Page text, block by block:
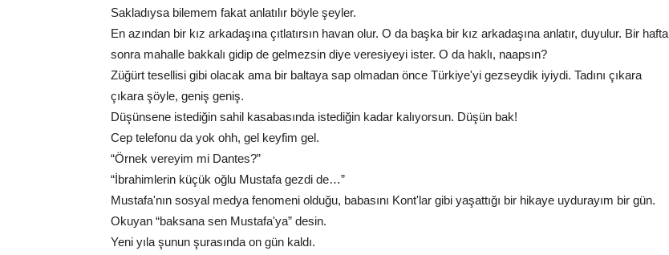
Sakladıysa bilemem fakat anlatılır böyle şeyler.
En azından bir kız arkadaşına çıtlatırsın havan olur. O da başka bir kız arkadaşına anlatır, duyulur. Bir hafta
sonra mahalle bakkalı gidip de gelmezsin diye veresiyeyi ister. O da haklı, naapsın?
Züğürt tesellisi gibi olacak ama bir baltaya sap olmadan önce Türkiye'yi gezseydik iyiydi. Tadını çıkara
çıkara şöyle, geniş geniş.
Düşünsene istediğin sahil kasabasında istediğin kadar kalıyorsun. Düşün bak!
Cep telefonu da yok ohh, gel keyfim gel.
“Örnek vereyim mi Dantes?”
“İbrahimlerin küçük oğlu Mustafa gezdi de…”
Mustafa'nın sosyal medya fenomeni olduğu, babasını Kont'lar gibi yaşattığı bir hikaye uydurayım bir gün.
Okuyan “baksana sen Mustafa'ya” desin.
Yeni yıla şunun şurasında on gün kaldı.